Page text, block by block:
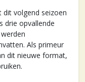
dit volgend seizoen
drie opvallende
Als primeur
dit nieuwe format,